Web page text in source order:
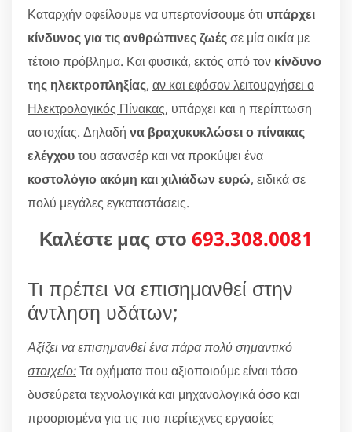
Καταρχήν οφείλουμε να υπερτονίσουμε ότι υπάρχει
κίνδυνος για τις ανθρώπινες ζωέςσε μία οικία με
τέτοιο πρόβλημα. Και φυσικά, εκτός από τον κίνδυνο
της ηλεκτροπληξίας, αν και εφόσον λειτουργήσει ο
Ηλεκτρολογικός Πίνακας, υπάρχει και η περίπτωση
αστοχίας. Δηλαδή να βραχυκυκλώσει ο πίνακας
ελέγχουτου ασανσέρ και να προκύψει ένα
κοστολόγιο ακόμη και χιλιάδων ευρώ, ειδικά σε
πολύ μεγάλες εγκαταστάσεις.
Καλέστε μας στο 693.308.0081
Τι πρέπει να επισημανθεί στην
άντληση υδάτων;
Αξίζει να επισημανθεί ένα πάρα πολύ σημαντικό
στοιχείο:Τα οχήματα που αξιοποιούμε είναι τόσο
δυσεύρετα τεχνολογικά και μηχανολογικά όσο και
προορισμένα για τις πιο περίτεχνες εργασίες